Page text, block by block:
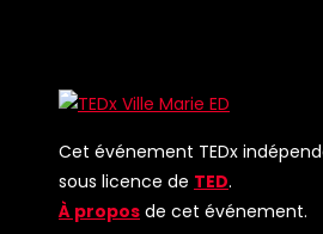
Cet événement TEDx
sous licence de TED.
À propos de cet événement.